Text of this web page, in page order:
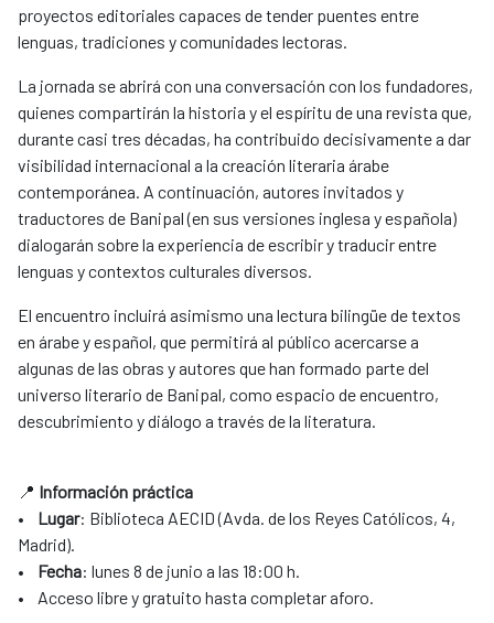
proyectos editoriales capaces de tender puentes entre
lenguas, tradiciones y comunidades lectoras.
La jornada se abrirá con una conversación con los fundadores,
quienes compartirán la historia y el espíritu de una revista que,
durante casi tres décadas, ha contribuido decisivamente a dar
visibilidad internacional a la creación literaria árabe
contemporánea. A continuación, autores invitados y
traductores de Banipal (en sus versiones inglesa y española)
dialogarán sobre la experiencia de escribir y traducir entre
lenguas y contextos culturales diversos.
El encuentro incluirá asimismo una lectura bilingüe de textos
en árabe y español, que permitirá al público acercarse a
algunas de las obras y autores que han formado parte del
universo literario de Banipal, como espacio de encuentro,
descubrimiento y diálogo a través de la literatura.
📍 Información práctica
• Lugar: Biblioteca AECID (Avda. de los Reyes Católicos, 4,
Madrid).
• Fecha: lunes 8 de junio a las 18:00 h.
• Acceso libre y gratuito hasta completar aforo.